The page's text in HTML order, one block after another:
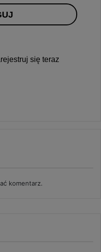
się teraz
komentarz.